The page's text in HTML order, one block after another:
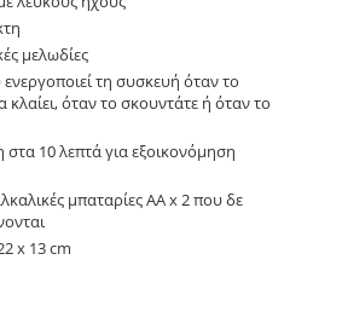
μελωδίες
τη συσκευή όταν το
κλαίει, όταν το σκουντάτε ή όταν το
10 λεπτά για εξοικονόμηση
μπαταρίες AA x 2 που δε
x 13 cm